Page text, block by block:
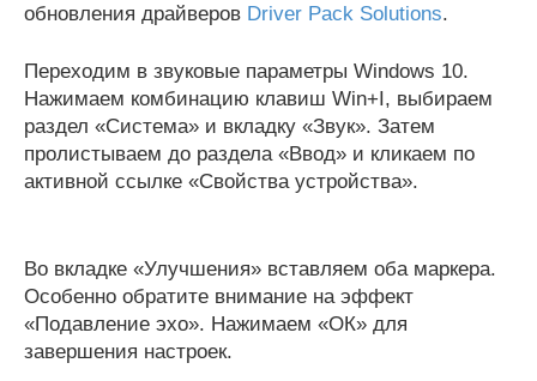
обновления драйверов Driver Pack Solutions.
Переходим в звуковые параметры Windows 10.
Нажимаем комбинацию клавиш Win+I, выбираем
раздел «Система» и вкладку «Звук». Затем
пролистываем до раздела «Ввод» и кликаем по
активной ссылке «Свойства устройства».
Во вкладке «Улучшения» вставляем оба маркера.
Особенно обратите внимание на эффект
«Подавление эхо». Нажимаем «ОК» для
завершения настроек.